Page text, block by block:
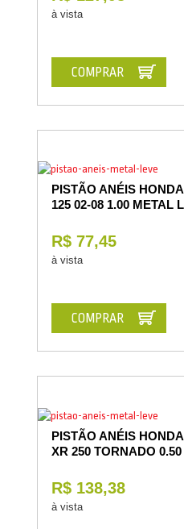
à vista
COMPRAR
PISTÃO ANÉIS
125 02-08 1.00 METAL
R$ 77,45
à vista
COMPRAR
PISTÃO ANÉIS
XR 250 TORNADO
R$ 138,38
à vista